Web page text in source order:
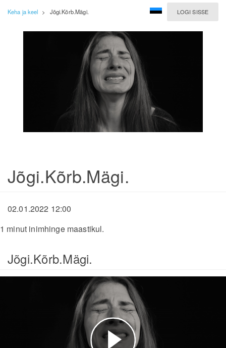
LOGI SISSE
Keha ja keel > Jõgi.Kõrb.Mägi.
Jõgi.Kõrb.Mägi.
02.01.2022 12:00
1 minut inimhinge maastikul.
Jõgi.Kõrb.Mägi.
Esita